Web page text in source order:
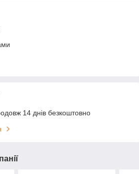
14 днів безкоштовно